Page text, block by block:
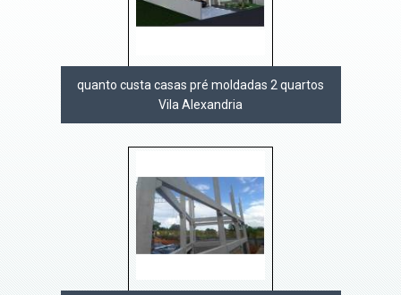
quanto custa casas pré moldadas 2 quartos
Vila Alexandria